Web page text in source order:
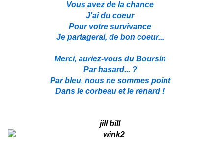
Vous avez de la chance
J'ai du coeur
Pour votre survivance
Je partagerai, de bon coeur...
Merci, auriez-vous du Boursin
Par hasard... ?
Par bleu, nous ne sommes point
Dans le corbeau et le renard !
jill bill